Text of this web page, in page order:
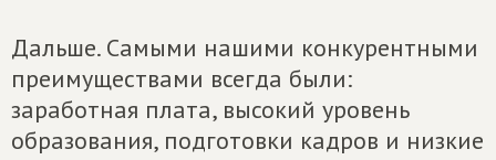
Дальше. Самыми нашими конкурентными
преимуществами всегда были:
заработная плата, высокий уровень
образования, подготовки кадров и низкие